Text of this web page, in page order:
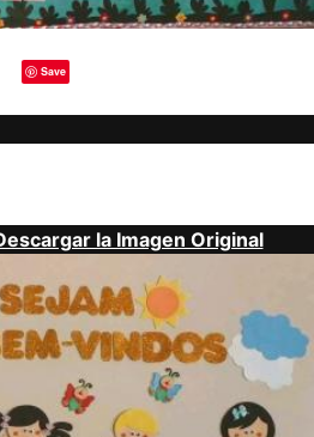
Save
la Imagen Original